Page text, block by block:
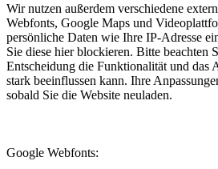
Wir nutzen außerdem verschiedene
Webfonts, Google Maps und
persönliche Daten wie Ihre IP-Adresse
Sie diese hier blockieren. Bitte beachten
Entscheidung die Funktionalität und das
stark beeinflussen kann. Ihre
sobald Sie die Website neuladen.
Google Webfonts: